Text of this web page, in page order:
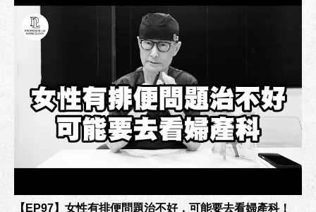
【EP97】女性有排便問題治不好，可能要去看婦產科！